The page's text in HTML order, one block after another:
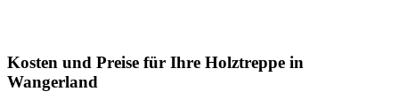
Kosten und Preise für Ihre Holztreppe in
Wangerland